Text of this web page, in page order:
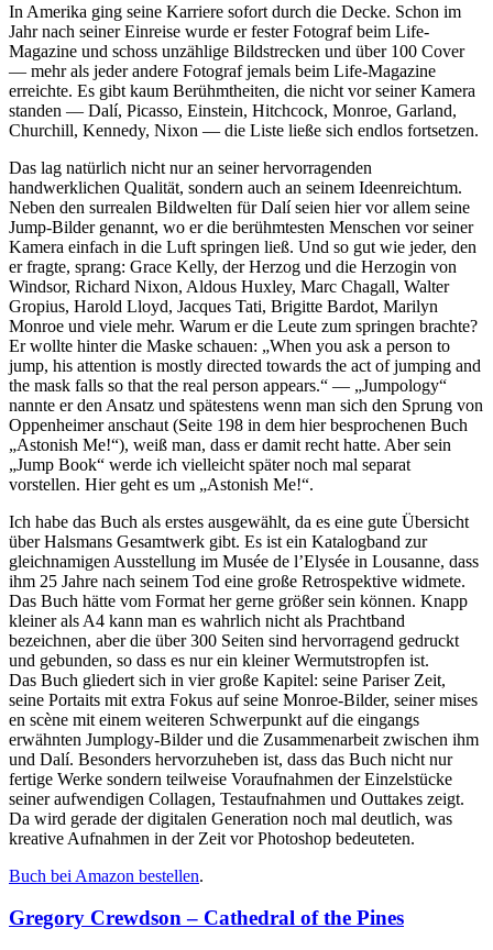
In Amerika ging seine Karriere sofort durch die Decke. Schon im
Jahr nach seiner Einreise wurde er fester Fotograf beim Life-
Magazine und schoss unzählige Bildstrecken und über 100 Cover
— mehr als jeder andere Fotograf jemals beim Life-Magazine
erreichte. Es gibt kaum Berühmtheiten, die nicht vor seiner Kamera
standen — Dalí, Picasso, Einstein, Hitchcock, Monroe, Garland,
Churchill, Kennedy, Nixon — die Liste ließe sich endlos fortsetzen.
Das lag natürlich nicht nur an seiner hervorragenden
handwerklichen Qualität, sondern auch an seinem Ideenreichtum.
Neben den surrealen Bildwelten für Dalí seien hier vor allem seine
Jump-Bilder genannt, wo er die berühmtesten Menschen vor seiner
Kamera einfach in die Luft springen ließ. Und so gut wie jeder, den
er fragte, sprang: Grace Kelly, der Herzog und die Herzogin von
Windsor, Richard Nixon, Aldous Huxley, Marc Chagall, Walter
Gropius, Harold Lloyd, Jacques Tati, Brigitte Bardot, Marilyn
Monroe und viele mehr. Warum er die Leute zum springen brachte?
Er wollte hinter die Maske schauen: „When you ask a person to
jump, his attention is mostly directed towards the act of jumping and
the mask falls so that the real person appears.“ — „Jumpology“
nannte er den Ansatz und spätestens wenn man sich den Sprung von
Oppenheimer anschaut (Seite 198 in dem hier besprochenen Buch
„Astonish Me!“), weiß man, dass er damit recht hatte. Aber sein
„Jump Book“ werde ich vielleicht später noch mal separat
vorstellen. Hier geht es um „Astonish Me!“.
Ich habe das Buch als erstes ausgewählt, da es eine gute Übersicht
über Halsmans Gesamtwerk gibt. Es ist ein Katalogband zur
gleichnamigen Ausstellung im Musée de l’Elysée in Lousanne, dass
ihm 25 Jahre nach seinem Tod eine große Retrospektive widmete.
Das Buch hätte vom Format her gerne größer sein können. Knapp
kleiner als A4 kann man es wahrlich nicht als Prachtband
bezeichnen, aber die über 300 Seiten sind hervorragend gedruckt
und gebunden, so dass es nur ein kleiner Wermutstropfen ist.
Das Buch gliedert sich in vier große Kapitel: seine Pariser Zeit,
seine Portaits mit extra Fokus auf seine Monroe-Bilder, seiner mises
en scène mit einem weiteren Schwerpunkt auf die eingangs
erwähnten Jumplogy-Bilder und die Zusammenarbeit zwischen ihm
und Dalí. Besonders hervorzuheben ist, dass das Buch nicht nur
fertige Werke sondern teilweise Voraufnahmen der Einzelstücke
seiner aufwendigen Collagen, Testaufnahmen und Outtakes zeigt.
Da wird gerade der digitalen Generation noch mal deutlich, was
kreative Aufnahmen in der Zeit vor Photoshop bedeuteten.
Buch bei Amazon bestellen.
Gregory Crewdson – Cathedral of the Pines